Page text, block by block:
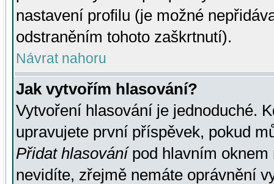
nastavení profilu (je možné
odstraněním tohoto zaškrtnutí).
Návrat nahoru
Jak vytvořím hlasování?
Vytvoření hlasování je jednoduché.
upravujete první příspěvek, pokud
Přidat hlasovánípod hlavním oknem
nevidíte, zřejmě nemáte oprávnění